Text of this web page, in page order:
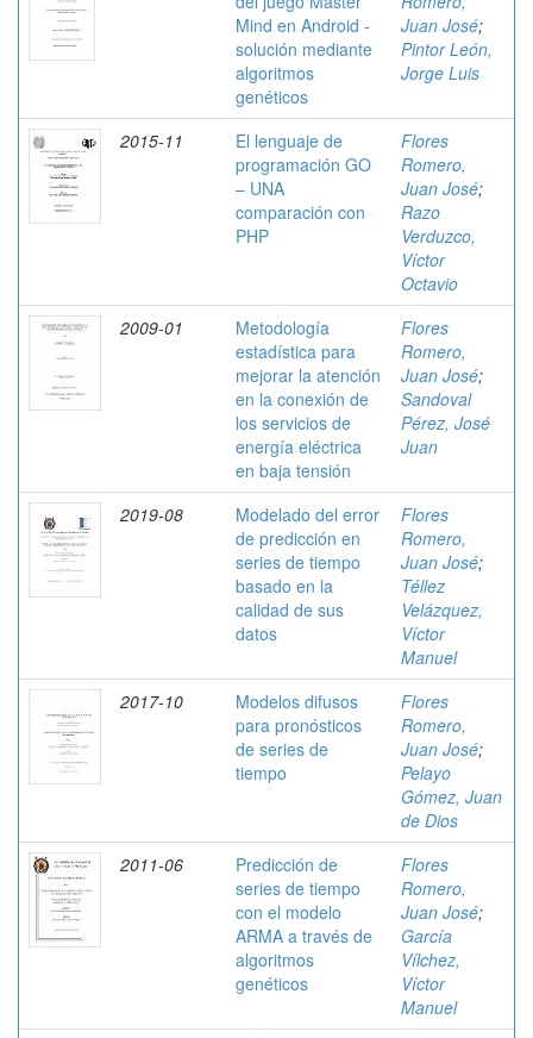
Mind en Android -
solución mediante
algoritmos
genéticos
Juan José;
Pintor León,
Jorge Luis
2015-11
El lenguaje de
programación GO
– UNA
comparación con
PHP
Flores
Romero,
Juan José;
Razo
Verduzco,
Víctor
Octavio
2009-01
Metodología
estadística para
mejorar la atención
en la conexión de
los servicios de
energía eléctrica
en baja tensión
Flores
Romero,
Juan José;
Sandoval
Pérez, José
Juan
2019-08
Modelado del error
de predicción en
series de tiempo
basado en la
calidad de sus
datos
Flores
Romero,
Juan José;
Téllez
Velázquez,
Víctor
Manuel
2017-10
Modelos difusos
para pronósticos
de series de
tiempo
Flores
Romero,
Juan José;
Pelayo
Gómez, Juan
de Dios
2011-06
Predicción de
series de tiempo
con el modelo
ARMA a través de
algoritmos
genéticos
Flores
Romero,
Juan José;
García
Vílchez,
Víctor
Manuel